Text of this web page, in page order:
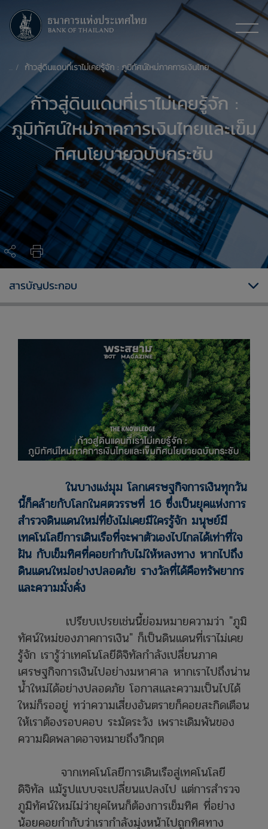
ก้าวสู่ดินแดนที่เราไม่เคยรู้จัก : ภูมิทัศน์ใหม่ภาคการเงินไทยและเข็มทิศนโยบายฉบับกระชับ
ก้าวสู่ดินแดนที่เราไม่เคยรู้จัก :
ภูมิทัศน์ใหม่ภาคการเงินไทยและเข็ม
ทิศนโยบายฉบับกระชับ
ในบางแง่มุม โลกเศรษฐกิจการเงินทุกวัน
นี้ก็คล้ายกับโลกในศตวรรษที่ 16 ซึ่งเป็นยุคแห่งการ
สำรวจดินแดนใหม่ที่ยังไม่เคยมีใครรู้จัก มนุษย์มี
เทคโนโลยีการเดินเรือที่จะพาตัวเองไปไกลได้เท่าที่ใจ
ฝัน กับเข็มทิศที่คอยกำกับไม่ให้หลงทาง หากไปถึง
ดินแดนใหม่อย่างปลอดภัย รางวัลที่ได้คือทรัพยากร
และความมั่งคั่ง
เปรียบเปรยเช่นนี้ย่อมหมายความว่า "ภูมิ
ทัศน์ใหม่ของภาคการเงิน" ก็เป็นดินแดนที่เราไม่เคย
รู้จัก เรารู้ว่าเทคโนโลยีดิจิทัลกำลังเปลี่ยนภาค
เศรษฐกิจการเงินไปอย่างมหาศาล หากเราไปถึงน่าน
น้ำใหม่ได้อย่างปลอดภัย โอกาสและความเป็นไปได้
ใหม่ก็รออยู่ ทว่าความเสี่ยงอันตรายก็คอยสะกิดเตือน
ให้เราต้องรอบคอบ ระมัดระวัง เพราะเดิมพันของ
ความผิดพลาดอาจหมายถึงวิกฤต
จากเทคโนโลยีการเดินเรือสู่เทคโนโลยี
ดิจิทัล แม้รูปแบบจะเปลี่ยนแปลงไป แต่การสำรวจ
ภูมิทัศน์ใหม่ไม่ว่ายุคไหนก็ต้องการเข็มทิศ ที่อย่าง
น้อยคอยกำกับว่าเรากำลังมุ่งหน้าไปถูกทิศทาง
สารบัญประกอบ